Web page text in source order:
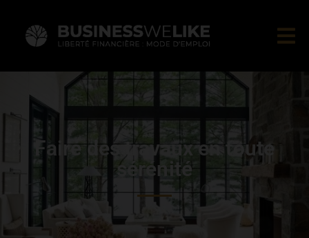
Faire des travaux en toute
sérénité